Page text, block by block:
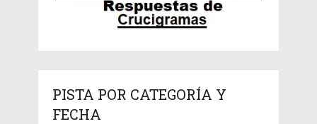
PISTA POR CATEGORÍA Y
FECHA